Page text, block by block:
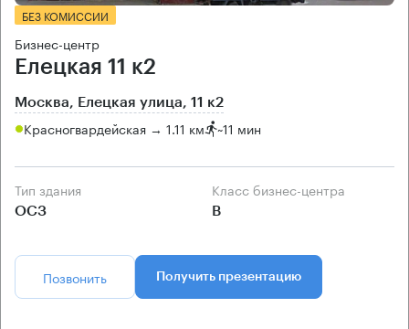
БЕЗ КОМИССИИ
Бизнес-центр
Елецкая 11 к2
Москва, Елецкая улица, 11 к2
Красногвардейская → 1.11 км ~11 мин
Тип здания
ОСЗ
Класс бизнес-центра
B
Позвонить Получить презентацию